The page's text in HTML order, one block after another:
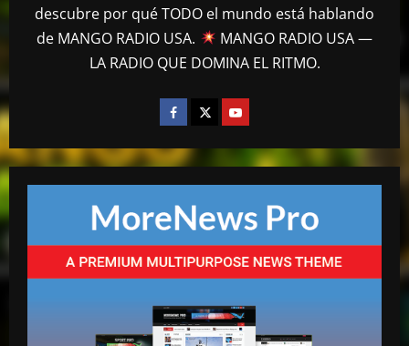
descubre por qué TODO el mundo está hablando
de MANGO RADIO USA.
MANGO RADIO USA —
LA RADIO QUE DOMINA EL RITMO.